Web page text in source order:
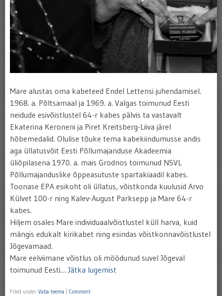
Mare alustas oma kabeteed Endel Lettensi juhendamisel.
1968. a. Põltsamaal ja 1969. a. Valgas toimunud Eesti
neidude esivõistlustel 64-r kabes pälvis ta vastavalt
Ekaterina Keroneni ja Piret Kreitsberg-Liiva järel
hõbemedalid. Olulise tõuke tema kabekiindumusse andis
aga üllatusvõit Eesti Põllumajanduse Akadeemia
üliõpilasena 1970. a. mais Grodnos toimunud NSVL
Põllumajanduslike õppeasutuste spartakiaadil kabes.
Toonase EPA esikoht oli üllatus, võistkonda kuulusid Arvo
Külvet 100-r ning Kalev-August Parksepp ja Mare 64-r
kabes.
Hiljem osales Mare individuaalvõistlustel küll harva, kuid
mängis edukalt kirikabet ning esindas võistkonnavõistlustel
Jõgevamaad.
Mare eelviimane võistlus oli möödunud suvel Jõgeval
toimunud Eesti… Jätka lugemist
Filed under Vaba teema Comment